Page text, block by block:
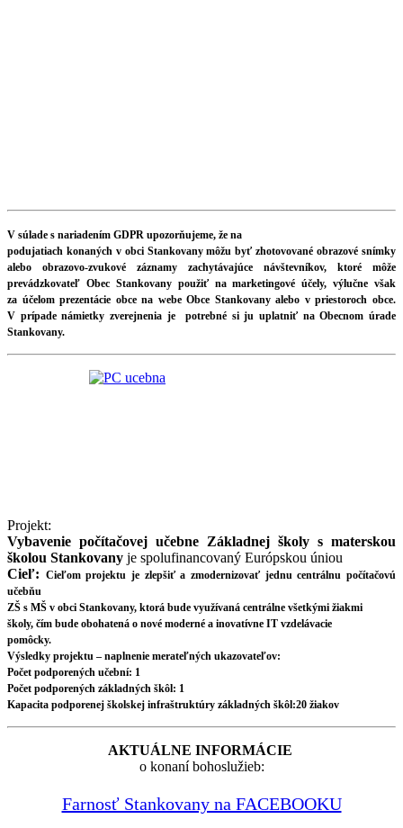
V súlade s nariadením GDPR upozorňujeme, že na
podujatiach konaných v obci Stankovany môžu byť zhotovované obrazové snímky
alebo obrazovo-zvukové záznamy zachytávajúce návštevníkov, ktoré môže
prevádzkovateľ Obec Stankovany použiť na marketingové účely, výlučne však
za účelom prezentácie obce na webe Obce Stankovany alebo v priestoroch obce.
V prípade námietky zverejnenia je potrebné si ju uplatniť na Obecnom úrade
Stankovany.
Projekt:
Vybavenie počítačovej učebne Základnej školy s materskou
školou Stankovany je spolufinancovaný Európskou úniou
Cieľ: Cieľom projektu je zlepšiť a zmodernizovať jednu centrálnu počítačovú
učebňu
ZŠ s MŠ v obci Stankovany, ktorá bude využívaná centrálne všetkými žiakmi
školy, čím bude obohatená o nové moderné a inovatívne IT vzdelávacie
pomôcky.
Výsledky projektu – naplnenie merateľných ukazovateľov:
Počet podporených učební: 1
Počet podporených základných škôl: 1
Kapacita podporenej školskej infraštruktúry základných škôl:20 žiakov
AKTUÁLNE INFORMÁCIE
o konaní bohoslužieb:
Farnosť Stankovany na FACEBOOKU